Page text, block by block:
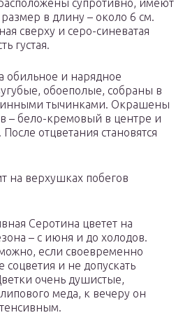
супротивно, имеют
в длину – около 6 см.
сверху и серо-синеватая
густая.
обильное и нарядное
обоеполые, собраны в
тычинками. Окрашены
– бело-кремовый в центре и
отцветания становятся
на верхушках побегов
Серотина цветет на
– с июня и до холодов.
если своевременно
и не допускать
очень душистые,
меда, к вечеру он